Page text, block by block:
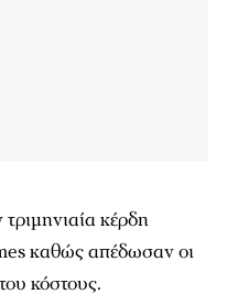
κέρδη
καθώς απέδωσαν οι
κόστους.